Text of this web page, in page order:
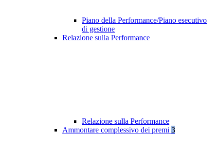
Piano della Performance/Piano esecutivo
di gestione
Relazione sulla Performance
Relazione sulla Performance
Ammontare complessivo dei premi 3